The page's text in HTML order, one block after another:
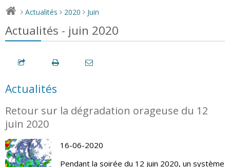
> Actualités > 2020 > Juin
Actualités - juin 2020
Actualités
Retour sur la dégradation orageuse du 12
juin 2020
16-06-2020
Pendant la soirée du 12 juin 2020, un système